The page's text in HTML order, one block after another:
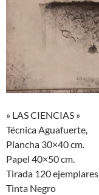
» LAS CIENCIAS »
Técnica Aguafuerte,
Plancha 30×40 cm.
Papel 40×50 cm.
Tirada 120 ejemplares
Tinta Negro